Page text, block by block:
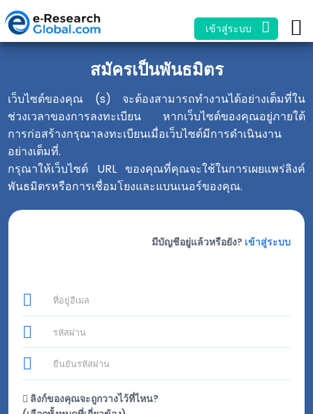
เข้าสู่ระบบ
สมัครเป็นพันธมิตร
เว็บไซต์ของคุณ (s) จะต้องสามารถทำงานได้อย่างเต็มที่ใน
ช่วงเวลาของการลงทะเบียน หากเว็บไซต์ของคุณอยู่ภายใต้
การก่อสร้างกรุณาลงทะเบียนเมื่อเว็บไซต์มีการดำเนินงาน
อย่างเต็มที่.
กรุณาให้เว็บไซต์ URL ของคุณที่คุณจะใช้ในการเผยแพร่ลิงค์
พันธมิตรหรือการเชื่อมโยงและแบนเนอร์ของคุณ.
มีบัญชีอยู่แล้วหรือยัง? เข้าสู่ระบบ
ลิงก์ของคุณจะถูกวางไว้ที่ไหน?